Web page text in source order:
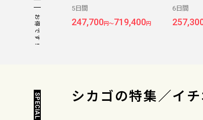
お得です！
イ ウィンダム シカゴ ダウンタ
ウン』指定 ＜シカゴ＞ 5日
間
5日間
247,700 円～719,400 円
イ ウィ
ウン』
間
6日間
シカゴの特集／イ
SPECIAL